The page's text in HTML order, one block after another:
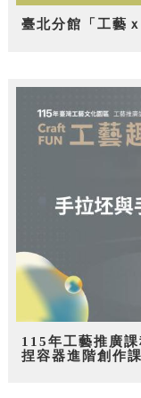
臺北分館「工藝
115年工藝推廣
捏容器進階創作課